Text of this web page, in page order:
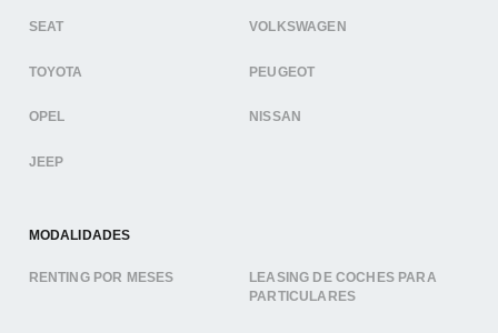
SEAT VOLKSWAGEN
TOYOTA PEUGEOT
OPEL NISSAN
JEEP
MODALIDADES
RENTING POR MESES
LEASING DE COCHES PARA
PARTICULARES